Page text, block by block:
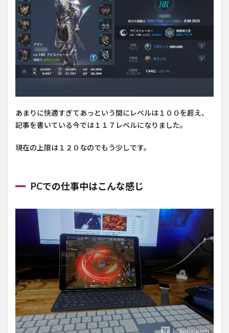
あまりに快適すぎてあっという間にレベルは１００を超え、
記事を書いている今では１１７レベルになりました。
現在の上限は１２０なのでもう少しです。
PCでの仕事中はこんな感じ